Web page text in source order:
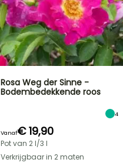
Rosa Weg der Sinne -
Bodembedekkende roos
4
Vanaf€ 19,90
Pot van 2 l/3 l
Verkrijgbaar in 2 maten